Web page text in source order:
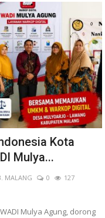
Kota
Mulya...
MALANG 0
127
Mulya Agung, dorong